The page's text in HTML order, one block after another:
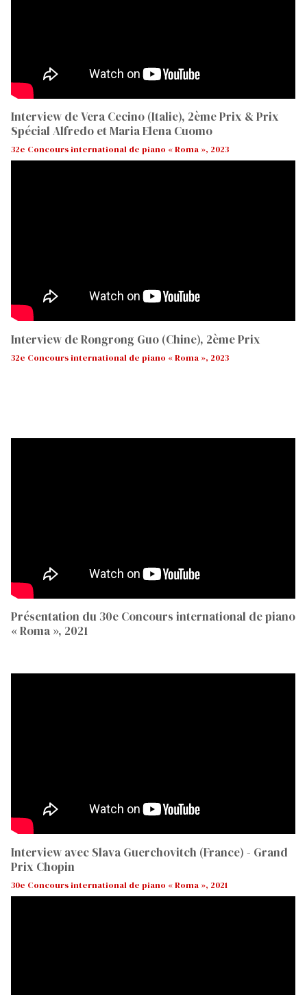
Interview de Vera Cecino (Italie), 2ème Prix & Prix
Spécial Alfredo et Maria Elena Cuomo
32e Concours international de piano « Roma », 2023
Interview de Rongrong Guo (Chine), 2ème Prix
32e Concours international de piano « Roma », 2023
Présentation du 30e Concours international de piano
« Roma », 2021
Interview avec Slava Guerchovitch (France) - Grand
Prix Chopin
30e Concours international de piano « Roma », 2021